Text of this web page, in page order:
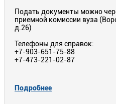
Подать документы можно
приемной комиссии вуза
д.26)
Телефоны для справок:
+7-903-651-75-88
+7-473-221-02-87
Подробнее